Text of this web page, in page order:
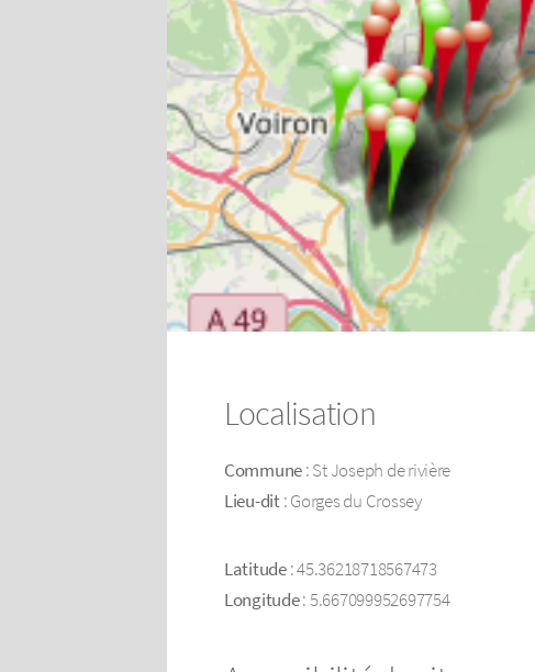
Localisation
Commune: St Joseph de rivière
Lieu-dit: Gorges du Crossey
Latitude: 45.36218718567473
Longitude: 5.667099952697754